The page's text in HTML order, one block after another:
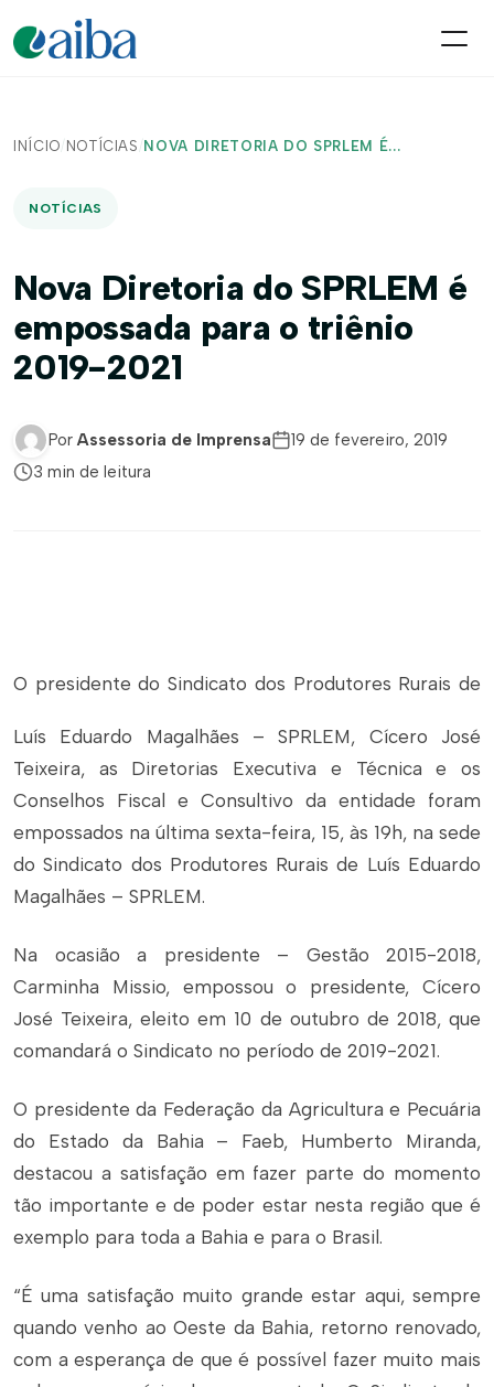
INÍCIO/ NOTÍCIAS / NOVA DIRETORIA DO SPRLEM É...
NOTÍCIAS
Nova Diretoria do SPRLEM é
empossada para o triênio
2019-2021
Por Assessoria de Imprensa
19 de fevereiro, 2019
3 min de leitura
O presidente do Sindicato dos Produtores Rurais de
Luís Eduardo Magalhães – SPRLEM, Cícero José
Teixeira, as Diretorias Executiva e Técnica e os
Conselhos Fiscal e Consultivo da entidade foram
empossados na última sexta-feira, 15, às 19h, na sede
do Sindicato dos Produtores Rurais de Luís Eduardo
Magalhães – SPRLEM.
Na ocasião a presidente – Gestão 2015-2018,
Carminha Missio, empossou o presidente, Cícero
José Teixeira, eleito em 10 de outubro de 2018, que
comandará o Sindicato no período de 2019-2021.
O presidente da Federação da Agricultura e Pecuária
do Estado da Bahia – Faeb, Humberto Miranda,
destacou a satisfação em fazer parte do momento
tão importante e de poder estar nesta região que é
exemplo para toda a Bahia e para o Brasil.
“É uma satisfação muito grande estar aqui, sempre
quando venho ao Oeste da Bahia, retorno renovado,
com a esperança de que é possível fazer muito mais